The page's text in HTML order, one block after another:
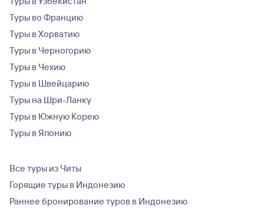
Туры во Францию
Туры в Хорватию
Туры в Черногорию
Туры в Чехию
Туры в Швейцарию
Туры на Шри-Ланку
Туры в Южную Корею
Туры в Японию
Все туры из Читы
Горящие туры в Индонезию
Раннее бронирование туров в Индонезию